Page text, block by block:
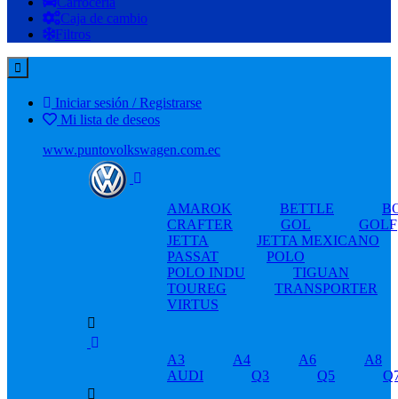
Caja de cambio
Filtros
Iniciar sesión / Registrarse
Mi lista de deseos
www.puntovolkswagen.com.ec
AMAROK BETTLE
CRAFTER
GOL
GOLF
JETTA
JETTA MEXICANO
PASSAT
POLO
POLO INDU
TIGUAN
TOUREG
TRANSPORTER
VIRTUS
A3 A4 A6
A8
AUDI
Q3 Q5